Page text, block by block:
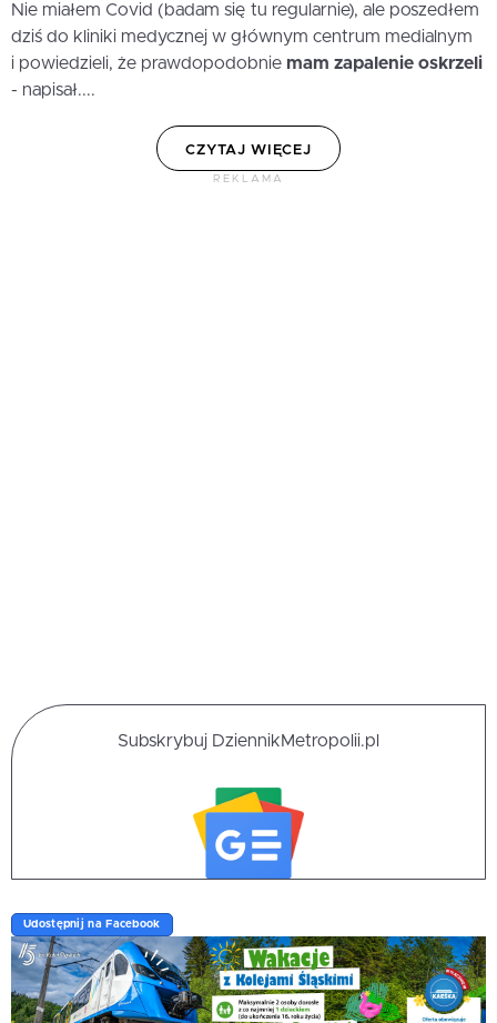
Nie miałem Covid (badam się tu regularnie), ale poszedłem
dziś do kliniki medycznej w głównym centrum medialnym
i powiedzieli, że prawdopodobnie mam zapalenie oskrzeli
- napisał....
CZYTAJ WIĘCEJ
REKLAMA
Subskrybuj DziennikMetropolii.pl
Udostępnij na Facebook